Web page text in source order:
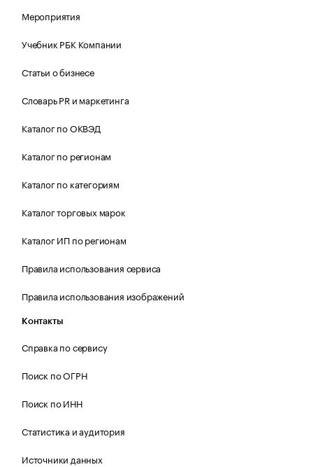
Мероприятия
Учебник РБК Компании
Статьи о бизнесе
Словарь PR и маркетинга
Каталог по ОКВЭД
Каталог по регионам
Каталог по категориям
Каталог торговых марок
Каталог ИП по регионам
Правила использования сервиса
Правила использования изображений
Контакты
Справка по сервису
Поиск по ОГРН
Поиск по ИНН
Статистика и аудитория
Источники данных